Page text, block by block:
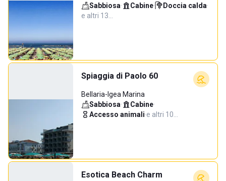
Sabbiosa· Cabine· Doccia calda·
e altri 13…
Spiaggia di Paolo 60
Bellaria-Igea Marina
Sabbiosa· Cabine·
Accesso animali·e altri 10…
Esotica Beach Charm